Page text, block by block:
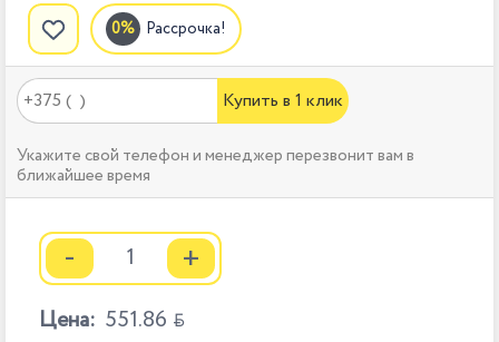
Рассрочка!
Купить в 1 клик
Укажите свой телефон и менеджер перезвонит вам в
ближайшее время
- +
Цена: 551.86 